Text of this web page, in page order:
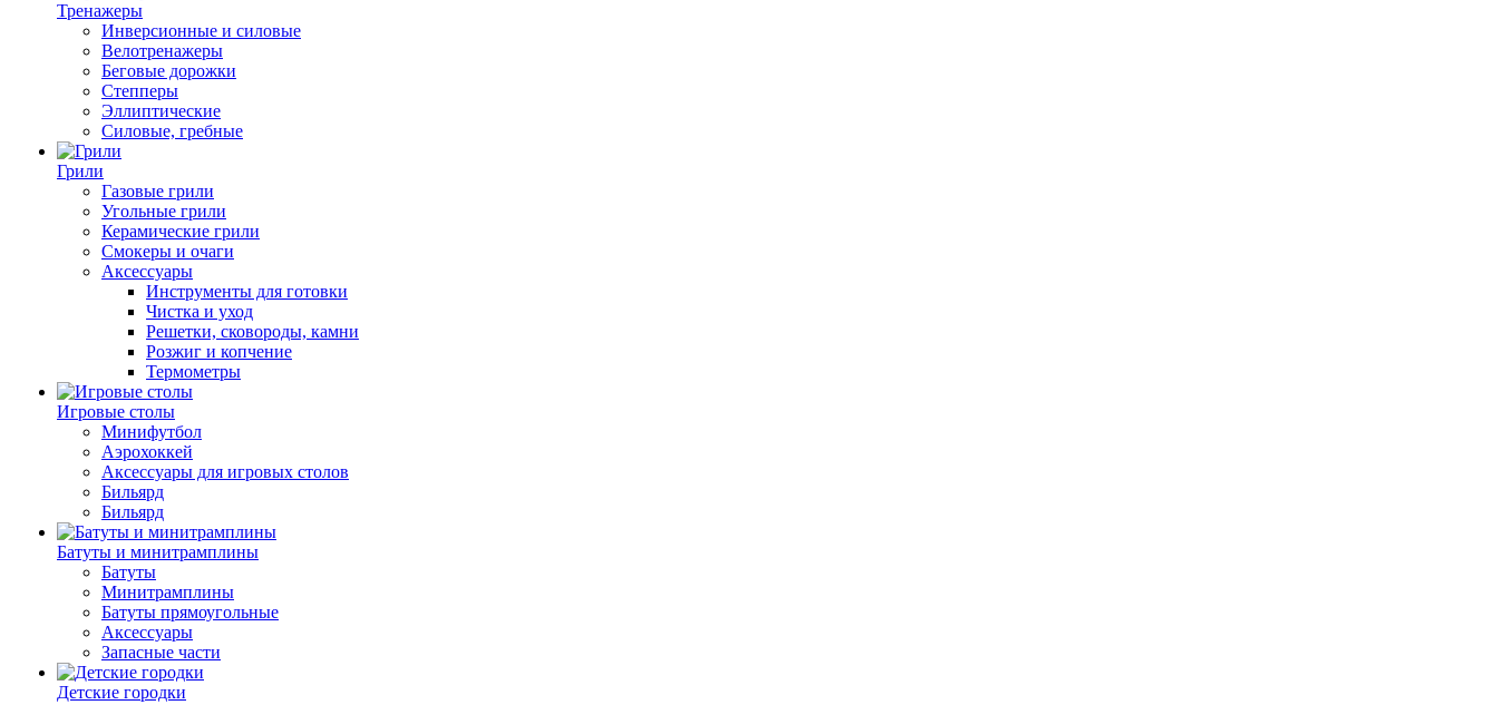
Тренажеры
Инверсионные и силовые
Велотренажеры
Беговые дорожки
Степперы
Эллиптические
Силовые, гребные
Грили
Газовые грили
Угольные грили
Керамические грили
Смокеры и очаги
Аксессуары
Инструменты для готовки
Чистка и уход
Решетки, сковороды, камни
Розжиг и копчение
Термометры
Игровые столы
Минифутбол
Аэрохоккей
Аксессуары для игровых столов
Бильяpд
Бильяpд
Батуты и минитрамплины
Батуты
Минитрамплины
Батуты прямоугольные
Аксессуары
Запасные части
Детские городки